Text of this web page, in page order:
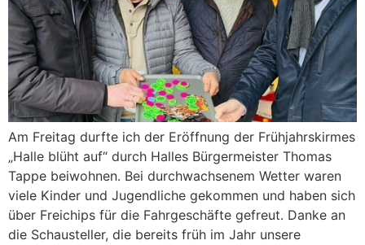
Am Freitag durfte ich der Eröffnung der Frühjahrskirmes
„Halle blüht auf“ durch Halles Bürgermeister Thomas
Tappe beiwohnen. Bei durchwachsenem Wetter waren
viele Kinder und Jugendliche gekommen und haben sich
über Freichips für die Fahrgeschäfte gefreut. Danke an
die Schausteller, die bereits früh im Jahr unsere